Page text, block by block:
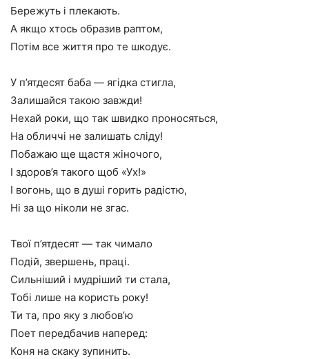
Бережуть і плекають.
А якщо хтось образив раптом,
Потім все життя про те шкодує.
У п’ятдесят баба — ягідка стигла,
Залишайся такою завжди!
Нехай роки, що так швидко проносяться,
На обличчі не залишать сліду!
Побажаю ще щастя жіночого,
І здоров’я такого щоб «Ух!»
І вогонь, що в душі горить радістю,
Ні за що ніколи не згас.
Твої п’ятдесят — так чимало
Подій, звершень, праці.
Сильніший і мудріший ти стала,
Тобі лише на користь року!
Ти та, про яку з любов’ю
Поет передбачив наперед:
Коня на скаку зупинить.